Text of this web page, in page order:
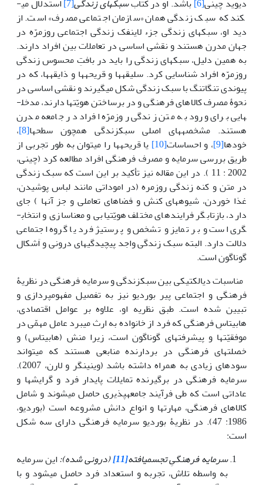
دیوید چینی[6] باشد. او در کتابسبک­های زندگی[7]استدلال می­
کند که سبک زندگی همان «سازمان اجتماعی مصرف» است. از
دید او، سبک­های زندگی جزء لاینفک زندگی اجتماعی روزمرّه در
جهان مدرن هستند و نقشی اساسی در تعاملات بین افراد دارند.
به همین دلیل، سبک­های زندگی را باید در بافتِ محسوس زندگی
روزمرّه افراد شناسایی کرد. سلیقه­ها و قریحه­ها و ذایقه­ها، که در
پیوندی تنگاتنگ با سبک زندگی شکل می­گیرند و نقشی اساسی در
نحوۀ مصرف کالاهای فرهنگی و در برساختن هویّت­ها دارند، مدخل­
هایی برای ورود به متن زندگی روزمرّه افراد در جامعه مدرن
هستند. مشخصه­های اصلی سبک­زندگی همچون سطح­ها[8] ،
خودها[9] ، و احساسات[10]
یا قریحه­ها را می­توان به طور تجربی از
طریق بررسی سرمایه و مصرف فرهنگی افراد مطالعه کرد (چینی،
2002 : 11 ). در این مقاله نیز تأکید بر این است که سبک زندگی
در متن و کنه زندگی روزمره (در اموداتی مانند لباس پوشیدن،
غذا خوردن، شیوه­های کنش و فضاهای تعاملی و جز آن‏ها ) جای
دارد، بازتابگر فرایندهای مختلف هویّت‏یابی و معناسازی و انتخاب­
گری است و بر تمایز و تشخص و پرستیژ فرد یا گروه اجتماعی
دلالت دارد. البته سبک زندگی واجد پیچیدگی­های درونی و اَشکال
گوناگون است.
مناسبات دیالکتیکی بین سبک­زندگی و سرمایه فرهنگی در نظریۀ
فرهنگی و اجتماعی پیر بوردیو نیز به تفصیل مفهوم­پردازی و
تبیین شده است. طبق نظریه او، علاوه بر عوامل اقتصادی،
هابیتاسِ فرهنگی که فرد از خانواده به ارث می­برد عامل مهمّی در
موفقیّت­ها و پیشرفت­های گوناگون است، زیرا منش (هابیتاس) و
خصلت­های فرهنگی در بردارنده منابعی هستند که می­تواند
سودهای زیادی به همراه داشته باشد (وینینگر و لارن، 2007).
سرمایه فرهنگی در برگیرنده تمایلات پایدار فرد و گرایش­ها و
عاداتی است که طی فرآیند جامعه­پذیری حاصل می­شوند و شامل
کالاهای فرهنگی، مهارت­ها و انواع دانش مشروعه است (بوردیو،
1986: 47). در نظریۀ بوردیو سرمایه فرهنگی دارای سه شکل
است:
سرمایه فرهنگیِ تجسم­یافته[11] (درونی شده):این سرمایه
به واسطه تلاش، تجربه و استعداد فرد حاصل می­شود و با